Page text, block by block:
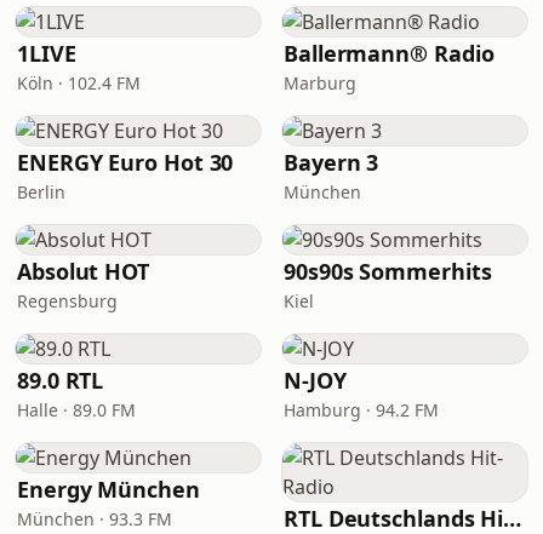
1LIVE
Köln · 102.4 FM
Ballermann® Radio
Marburg
ENERGY Euro Hot 30
Berlin
Bayern 3
München
Absolut HOT
Regensburg
90s90s Sommerhits
Kiel
89.0 RTL
Halle · 89.0 FM
N-JOY
Hamburg · 94.2 FM
Energy München
München · 93.3 FM RTL Deutschlands Hit-Radio